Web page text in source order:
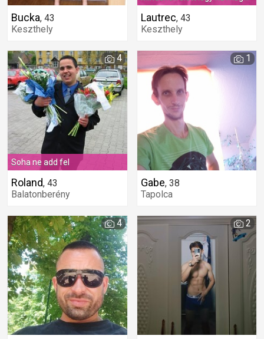
Bucka, 43
Keszthely
Lautrec, 43
Keszthely
Soha ne add fel
Roland, 43
Balatonberény
4
Gabe, 38
Tapolca
1
4 2